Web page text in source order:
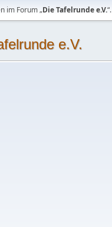
im Forum „Die Tafelrunde e.V.“.
e.V.